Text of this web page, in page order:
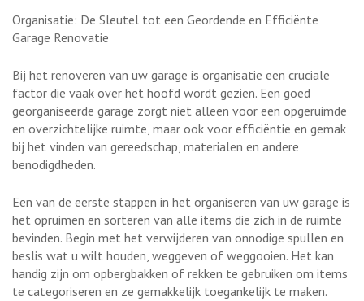
Organisatie: De Sleutel tot een Geordende en Efficiënte
Garage Renovatie
Bij het renoveren van uw garage is organisatie een cruciale
factor die vaak over het hoofd wordt gezien. Een goed
georganiseerde garage zorgt niet alleen voor een opgeruimde
en overzichtelijke ruimte, maar ook voor efficiëntie en gemak
bij het vinden van gereedschap, materialen en andere
benodigdheden.
Een van de eerste stappen in het organiseren van uw garage is
het opruimen en sorteren van alle items die zich in de ruimte
bevinden. Begin met het verwijderen van onnodige spullen en
beslis wat u wilt houden, weggeven of weggooien. Het kan
handig zijn om opbergbakken of rekken te gebruiken om items
te categoriseren en ze gemakkelijk toegankelijk te maken.